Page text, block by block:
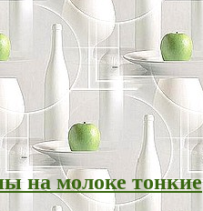
на молоке тонкие